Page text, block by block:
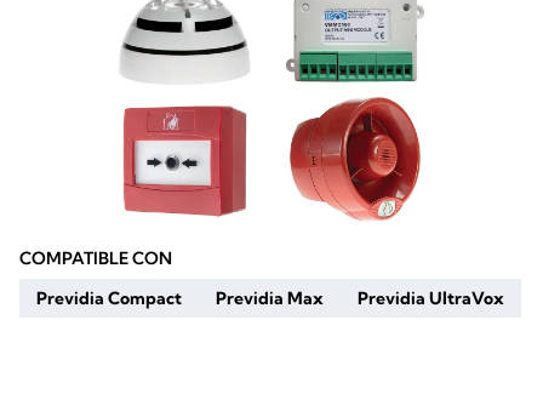
COMPATIBLE CON
Previdia Compact
Previdia Max Previdia UltraVox